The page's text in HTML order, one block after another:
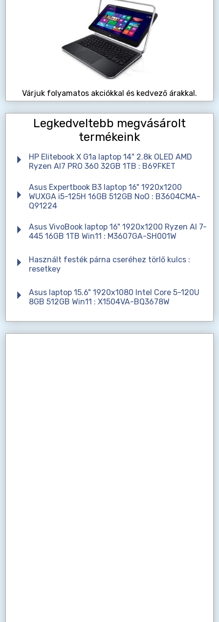
Várjuk folyamatos akciókkal és kedvező árakkal.
Legkedveltebb megvásárolt
termékeink
HP Elitebook X G1a laptop 14" 2.8k OLED AMD
Ryzen AI7 PRO 360 32GB 1TB : B69FKET
Asus Expertbook B3 laptop 16" 1920x1200
WUXGA i5-125H 16GB 512GB NoO : B3604CMA-
Q91224
Asus VivoBook laptop 16" 1920x1200 Ryzen AI 7-
445 16GB 1TB Win11 : M3607GA-SH001W
Használt festék párna cseréhez törlő kulcs :
resetkey
Asus laptop 15.6" 1920x1080 Intel Core 5-120U
8GB 512GB Win11 : X1504VA-BQ3678W